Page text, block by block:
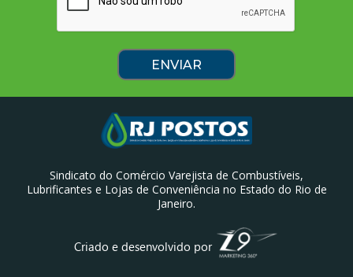
Sindicato do Comércio Varejista de Combustíveis,
Lubrificantes e Lojas de Conveniência no Estado do Rio de
Janeiro.
Criado e desenvolvido por